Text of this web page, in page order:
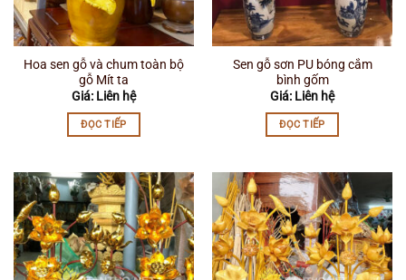
Hoa sen gỗ và chum toàn bộ
gỗ Mít ta
Giá: Liên hệ
ĐỌC TIẾP
Sen gỗ sơn PU bóng cắm
bình gốm
Giá: Liên hệ
ĐỌC TIẾP